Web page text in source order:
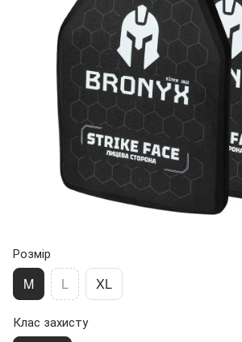
Розмір
M L XL
Клас захисту